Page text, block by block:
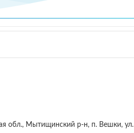
обл., Мытищинский р-н, п. Вешки, ул.